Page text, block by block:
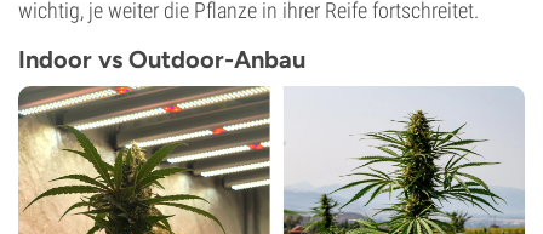
wichtig, je weiter die Pflanze in ihrer Reife fortschreitet.
Indoor vs Outdoor-Anbau